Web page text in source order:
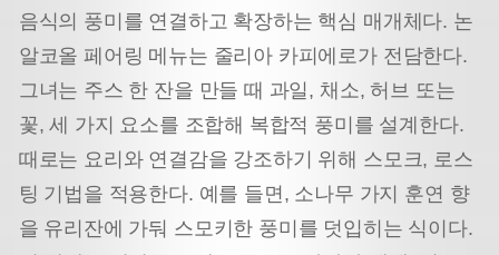
음식의 풍미를 연결하고 확장하는 핵심 매개체다. 논
알코올 페어링 메뉴는 줄리아 카피에로가 전담한다.
그녀는 주스 한 잔을 만들 때 과일, 채소, 허브 또는
꽃, 세 가지 요소를 조합해 복합적 풍미를 설계한다.
때로는 요리와 연결감을 강조하기 위해 스모크, 로스
팅 기법을 적용한다. 예를 들면, 소나무 가지 훈연 향
을 유리잔에 가둬 스모키한 풍미를 덧입히는 식이다.